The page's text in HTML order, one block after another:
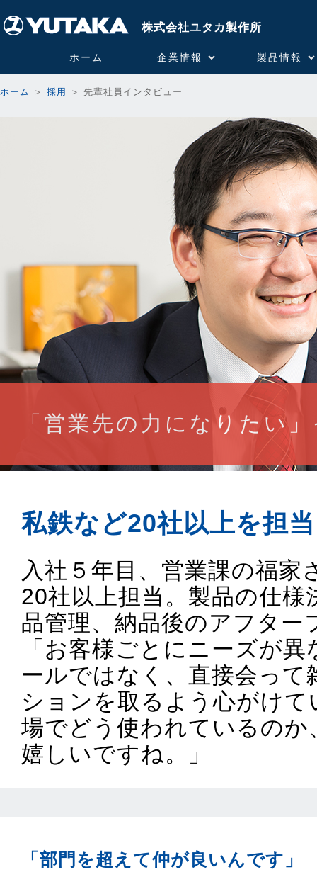
株式会社ユタカ製作所
ホーム 企業情報 製品情報
ホーム ＞ 採用 ＞ 先輩社員インタビュー
「営業先の力になりたい
私鉄など20社以上を担
入社５年目、営業課の福家
20社以上担当。製品の仕
品管理、納品後のアフタ
「お客様ごとにニーズが
ールではなく、直接会っ
ションを取るよう心がけ
場でどう使われているの
嬉しいですね。」
「部門を超えて仲が良いんです」